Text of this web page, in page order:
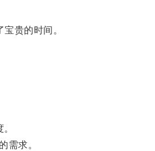
贵的时间。
需求。